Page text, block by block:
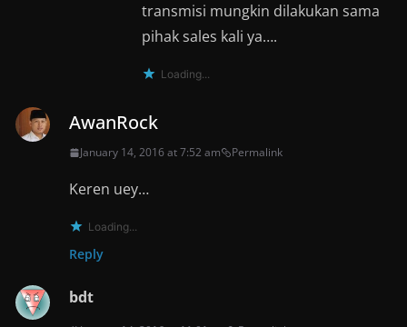
transmisi mungkin dilakukan sama
pihak sales kali ya….
Loading...
AwanRock
January 14, 2016 at 7:52 am Permalink
Keren uey…
Loading...
Reply
bdt